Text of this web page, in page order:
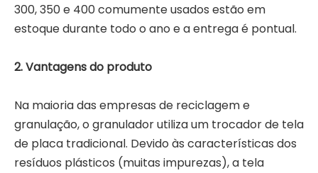
300, 350 e 400 comumente usados ​​estão em
estoque durante todo o ano e a entrega é pontual.
2. Vantagens do produto
Na maioria das empresas de reciclagem e
granulação, o granulador utiliza um trocador de tela
de placa tradicional. Devido às características dos
resíduos plásticos (muitas impurezas), a tela